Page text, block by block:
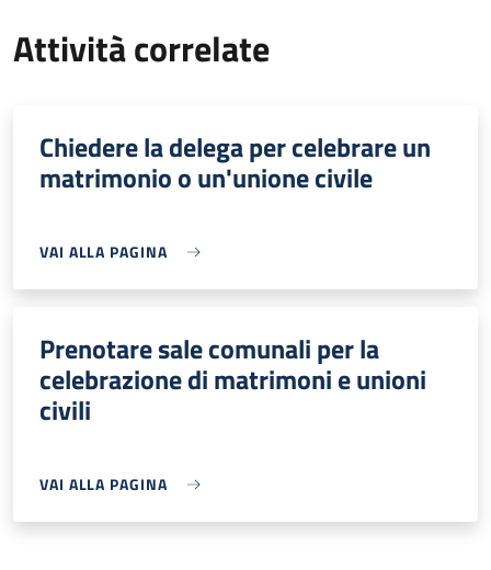
Attività correlate
Chiedere la delega per celebrare un
matrimonio o un'unione civile
VAI ALLA PAGINA
Prenotare sale comunali per la
celebrazione di matrimoni e unioni
civili
VAI ALLA PAGINA